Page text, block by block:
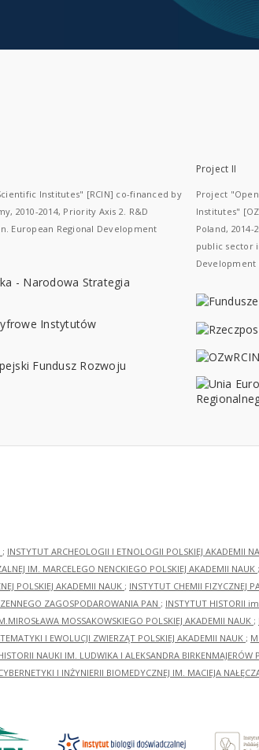
Institutes" [RCIN] co-financed by
2010-2014, Priority Axis 2. R&D
European Regional Development
Project II
Project
Institutes"
Poland,
public sector
Development
; INSTYTUT ARCHEOLOGII I ETNOLOGII POLSKIEJ AKADEMII
IM. MARCELEGO NENCKIEGO POLSKIEJ AKADEMII NAUK ;
POLSKIEJ AKADEMII NAUK ; INSTYTUT CHEMII FIZYCZNEJ
ZAGOSPODAROWANIA PAN ; INSTYTUT HISTORII
MOSSAKOWSKIEGO POLSKIEJ AKADEMII NAUK ;
I EWOLUCJI ZWIERZĄT POLSKIEJ AKADEMII NAUK ;
NAUKI IM. LUDWIKA I ALEKSANDRA BIRKENMAJERÓW
I INŻYNIERII BIOMEDYCZNEJ IM. MACIEJA